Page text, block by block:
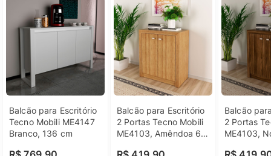
Balcão para Escritório
Tecno Mobili ME4147
Branco, 136 cm
Balcão para Escritório
2 Portas Tecno Mobili
ME4103, Amêndoa 60
Balcão
2 Portas
ME4103,